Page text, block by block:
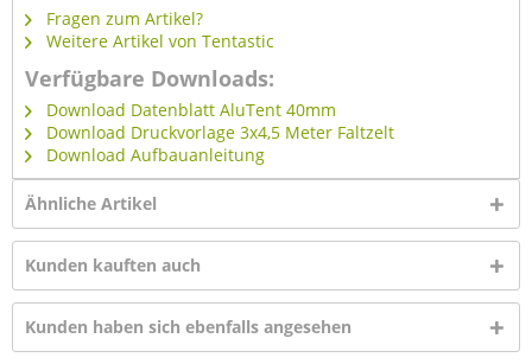
Fragen zum Artikel?
Weitere Artikel von Tentastic
Verfügbare Downloads:
Download Datenblatt AluTent 40mm
Download Druckvorlage 3x4,5 Meter Faltzelt
Download Aufbauanleitung
Ähnliche Artikel
Kunden kauften auch
Kunden haben sich ebenfalls angesehen